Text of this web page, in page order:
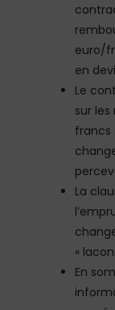
euro/
en
Le
sur
francs
La
«
En